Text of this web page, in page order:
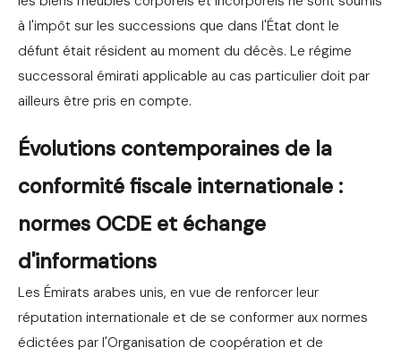
à l'impôt sur les successions que dans l'État dont le
défunt était résident au moment du décès. Le régime
successoral émirati applicable au cas particulier doit par
ailleurs être pris en compte.
Évolutions contemporaines de la
conformité fiscale internationale :
normes OCDE et échange
d'informations
Les Émirats arabes unis, en vue de renforcer leur
réputation internationale et de se conformer aux normes
édictées par l'Organisation de coopération et de